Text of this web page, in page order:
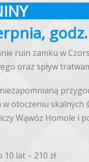
ruin zamku w
oraz spływ
w otoczeniu skalnych
Wąwóz Homole i
10 lat – 210 zł